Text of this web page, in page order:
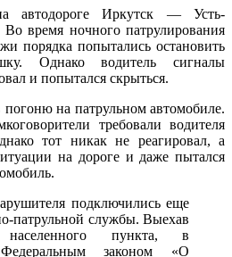
автодороге Иркутск — Усть-
время ночного патрулирования
порядка попытались остановить
Однако водитель сигналы
и попытался скрыться.
на патрульном автомобиле.
требовали водителя
тот никак не реагировал, а
на дороге и даже пытался
подключились еще
патрульной службы. Выехав
пункта, в
законом «О